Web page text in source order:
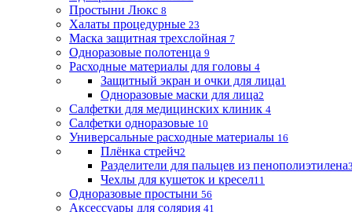
Простыни Люкс 8
Халаты процедурные 23
Маска защитная трехслойная 7
Одноразовые полотенца 9
Расходные материалы для головы 4
Защитный экран и очки для лица1
Одноразовые маски для лица2
Салфетки для медицинских клиник 4
Салфетки одноразовые 10
Универсальные расходные материалы 16
Плёнка стрейч2
Разделители для пальцев из пенополиэтилена3
Чехлы для кушеток и кресел11
Одноразовые простыни 56
Аксессуары для солярия 41